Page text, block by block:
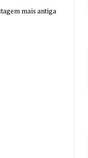
mais antiga